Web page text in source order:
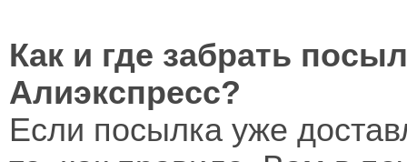
Как и где забрать
Алиэкспресс?
Если посылка уже